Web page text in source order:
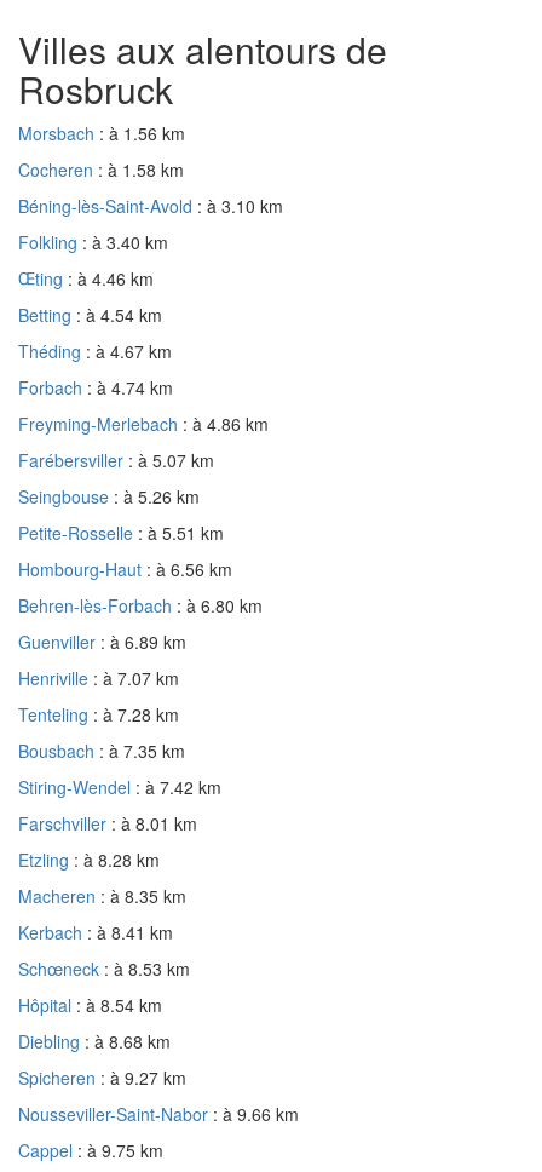
Villes aux alentours de
Rosbruck
Morsbach : à 1.56 km
Cocheren : à 1.58 km
Béning-lès-Saint-Avold : à 3.10 km
Folkling : à 3.40 km
Œting : à 4.46 km
Betting : à 4.54 km
Théding : à 4.67 km
Forbach : à 4.74 km
Freyming-Merlebach : à 4.86 km
Farébersviller : à 5.07 km
Seingbouse : à 5.26 km
Petite-Rosselle : à 5.51 km
Hombourg-Haut : à 6.56 km
Behren-lès-Forbach : à 6.80 km
Guenviller : à 6.89 km
Henriville : à 7.07 km
Tenteling : à 7.28 km
Bousbach : à 7.35 km
Stiring-Wendel : à 7.42 km
Farschviller : à 8.01 km
Etzling : à 8.28 km
Macheren : à 8.35 km
Kerbach : à 8.41 km
Schœneck : à 8.53 km
Hôpital : à 8.54 km
Diebling : à 8.68 km
Spicheren : à 9.27 km
Nousseviller-Saint-Nabor : à 9.66 km
Cappel : à 9.75 km